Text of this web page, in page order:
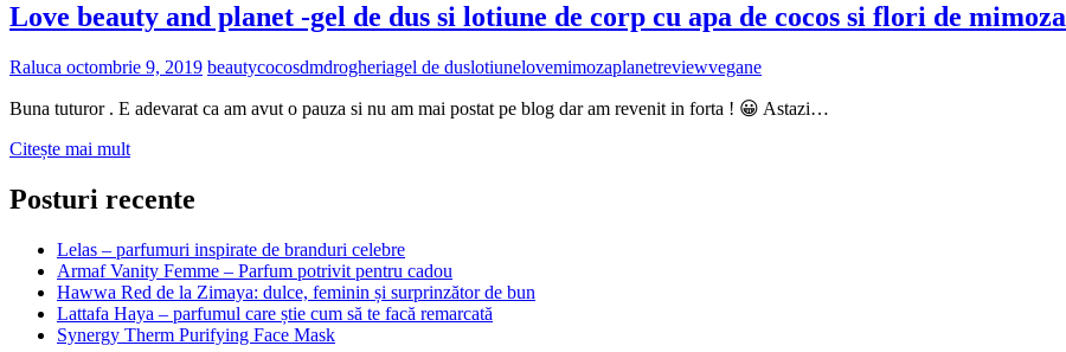
Love beauty and planet -gel de dus si lotiune de corp cu apa de cocos si flori de mimoza
Raluca octombrie 9, 2019 beautycocosdmdrogheriagel de duslotiunelovemimozaplanetreviewvegane
Buna tuturor . E adevarat ca am avut o pauza si nu am mai postat pe blog dar am revenit in forta ! 😀 Astazi…
Citește mai multLove
planet
gel
de
dus
si
lotiune
Posturi recente
Lelas – parfumuri inspirate de branduri celebre
Armaf Vanity Femme – Parfum potrivit pentru cadou
Hawwa Red de la Zimaya: dulce, feminin și surprinzător de bun
Lattafa Haya – parfumul care știe cum să te facă remarcată
Synergy Therm Purifying Face Mask